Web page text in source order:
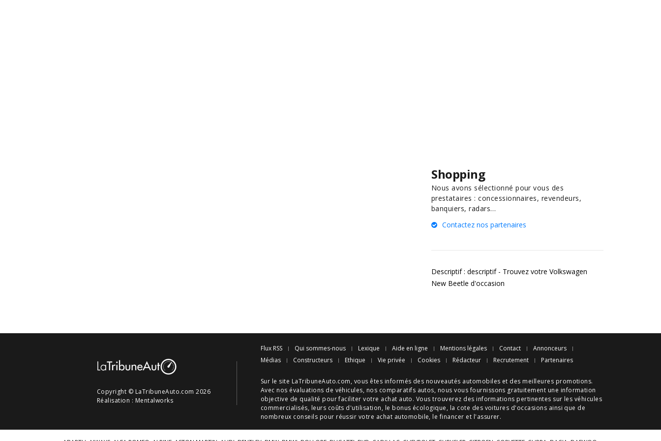
Shopping
Nous avons sélectionné pour vous des
prestataires : concessionnaires, revendeurs,
banquiers, radars…
Contactez nos partenaires
Descriptif : descriptif - Trouvez votre Volkswagen
New Beetle d'occasion
Copyright © LaTribuneAuto.com 2026
Réalisation : Mentalworks
Flux RSS Qui sommes-nous Lexique Aide en ligne Mentions légales Contact
Annonceurs
Médias
Constructeurs Ethique Vie privée Cookies Rédacteur Recrutement Partenaires
Sur le site LaTribuneAuto.com, vous êtes informés des nouveautés automobiles et des meilleures promotions.
Avec nos évaluations de véhicules, nos comparatifs autos, nous vous fournissons gratuitement une information
objective de qualité pour faciliter votre achat auto. Vous trouverez des informations pertinentes sur les véhicules
commercialisés, leurs coûts d'utilisation, le bonus écologique, la cote des voitures d'occasions ainsi que de
nombreux conseils pour réussir votre achat automobile, le financer et l'assurer.